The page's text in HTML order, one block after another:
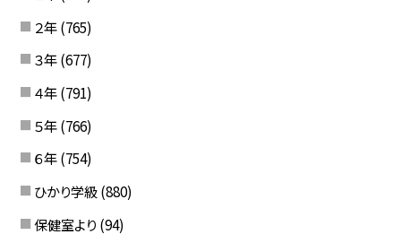
２年 (765)
３年 (677)
４年 (791)
５年 (766)
６年 (754)
ひかり学級 (880)
保健室より (94)